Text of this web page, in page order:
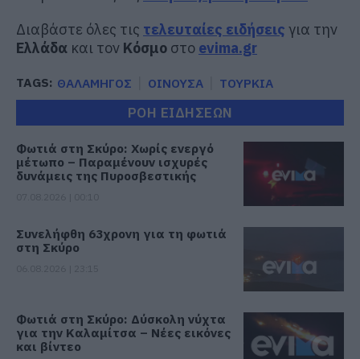
Διαβάστε όλες τις τελευταίες ειδήσεις για την
Ελλάδα και τον Κόσμο στο evima.gr
TAGS: ΘΑΛΑΜΗΓΟΣ ΟΙΝΟΥΣΑ ΤΟΥΡΚΙΑ
ΡΟΗ ΕΙΔΗΣΕΩΝ
Φωτιά στη Σκύρο: Χωρίς ενεργό
μέτωπο – Παραμένουν ισχυρές
δυνάμεις της Πυροσβεστικής
Συνελήφθη 63χρονη για τη φωτιά
στη Σκύρο
Φωτιά στη Σκύρο: Δύσκολη νύχτα
για την Καλαμίτσα – Νέες εικόνες
και βίντεο